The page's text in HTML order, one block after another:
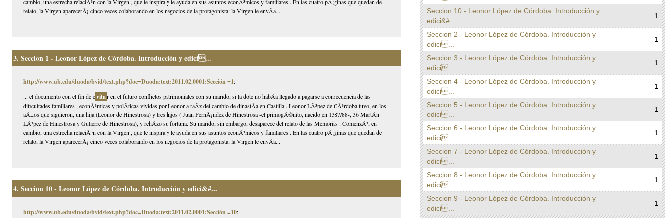
cambio, una estrecha relaciÃ³n con la Virgen , que le inspira y le ayuda en sus asuntos econÃ³micos y familiares . En las cuatro pÃ¡ginas que quedan de
relato, la Virgen aparecerÃ¡ cinco veces colaborando en los negocios de la protagonista: la Virgen le envÃ­a...
3. Seccion 1 - Leonor López de Córdoba. Introducción y edici...
http://www.ub.edu/duoda/bvid/text.php?doc=Duoda:text:2011.02.0001:Sección =1:
... el documento con el fin de evitar en el futuro conflictos patrimoniales con su marido, si la dote no habÃ­a llegado a pagarse a consecuencia de las
dificultades familiares , econÃ³micas y polÃ­ticas vividas por Leonor a raÃ­z del cambio de dinastÃ­a en Castilla . Leonor LÃ³pez de CÃ³rdoba tuvo, en los
aÃ±os que siguieron, una hija (Leonor de Hinestrosa) y tres hijos ( Juan FernÃ¡ndez de Hinestrosa -el primogÃ©nito, nacido en 1387/88-, 36 MartÃ­n
LÃ³pez de Hinestrosa y Gutierre de Hinestrosa), y rehÃ­zo su fortuna. Su marido, sin embargo, desaparece del relato de las Memorias . ComenzÃ³, en
cambio, una estrecha relaciÃ³n con la Virgen , que le inspira y le ayuda en sus asuntos econÃ³micos y familiares . En las cuatro pÃ¡ginas que quedan de
relato, la Virgen aparecerÃ¡ cinco veces colaborando en los negocios de la protagonista: la Virgen le envÃ­a...
4. Seccion 10 - Leonor López de Córdoba. Introducción y edici&#...
http://www.ub.edu/duoda/bvid/text.php?doc=Duoda:text:2011.02.0001:Sección =10:
Seccion 10 - Leonor López de Córdoba. Introducción y
edici&#...
1
Seccion 2 - Leonor López de Córdoba. Introducción y
edici...
1
Seccion 3 - Leonor López de Córdoba. Introducción y
edici...
1
Seccion 4 - Leonor López de Córdoba. Introducción y
edici...
1
Seccion 5 - Leonor López de Córdoba. Introducción y
edici...
1
Seccion 6 - Leonor López de Córdoba. Introducción y
edici...
1
Seccion 7 - Leonor López de Córdoba. Introducción y
edici...
1
Seccion 8 - Leonor López de Córdoba. Introducción y
edici...
1
Seccion 9 - Leonor López de Córdoba. Introducción y
edici...
1